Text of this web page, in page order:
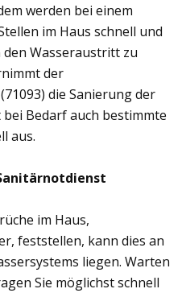
werden bei einem
im Haus schnell und
Wasseraustritt zu
der
die Sanierung der
Bedarf auch bestimmte
aus.
im Haus,
feststellen, kann dies an
liegen. Warten
Sie möglichst schnell